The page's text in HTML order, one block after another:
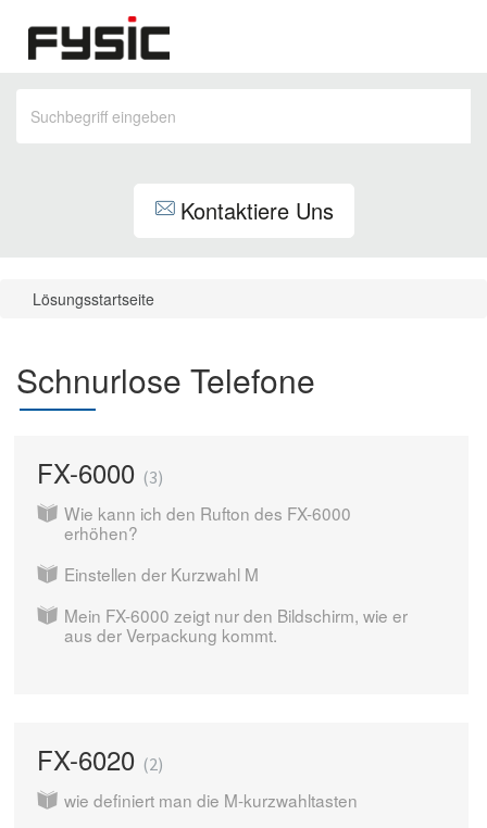
Kontaktiere Uns
Lösungsstartseite
Schnurlose Telefone
FX-6000 3
Wie kann ich den Rufton des FX-6000
erhöhen?
Einstellen der Kurzwahl M
Mein FX-6000 zeigt nur den Bildschirm, wie er
aus der Verpackung kommt.
FX-6020 2
wie definiert man die M-kurzwahltasten